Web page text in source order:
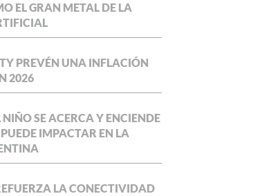
EL GRAN METAL DE LA
PREVÉN UNA INFLACIÓN
2026
NIÑO SE ACERCA Y ENCIENDE
IMPACTAR EN LA
LA CONECTIVIDAD